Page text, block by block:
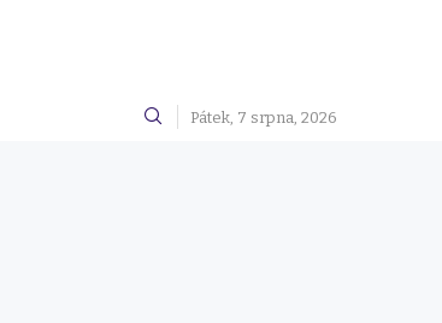
Pátek, 7 srpna, 2026